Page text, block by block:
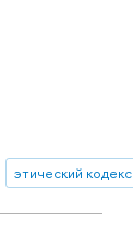
этический кодекс